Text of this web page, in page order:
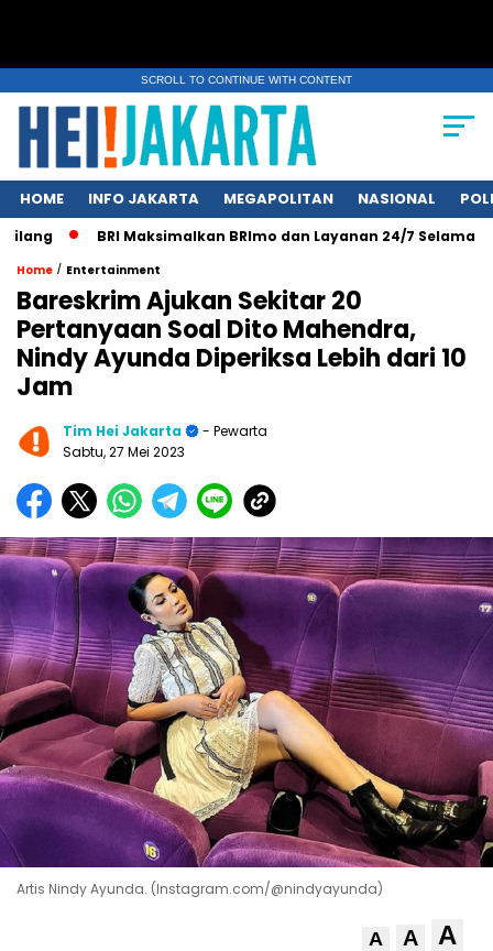
SCROLL TO CONTINUE WITH CONTENT
HOME INFO JAKARTA MEGAPOLITAN NASIONAL
BRI Maksimalkan BRImo dan Layanan 24/7 Selama Libur
Home / Entertainment
Bareskrim Ajukan Sekitar 20
Pertanyaan Soal Dito Mahendra,
Nindy Ayunda Diperiksa Lebih dari 10
Jam
Tim Hei Jakarta
- Pewarta
Sabtu, 27 Mei 2023
Artis Nindy Ayunda. (Instagram.com/@nindyayunda)
A A A